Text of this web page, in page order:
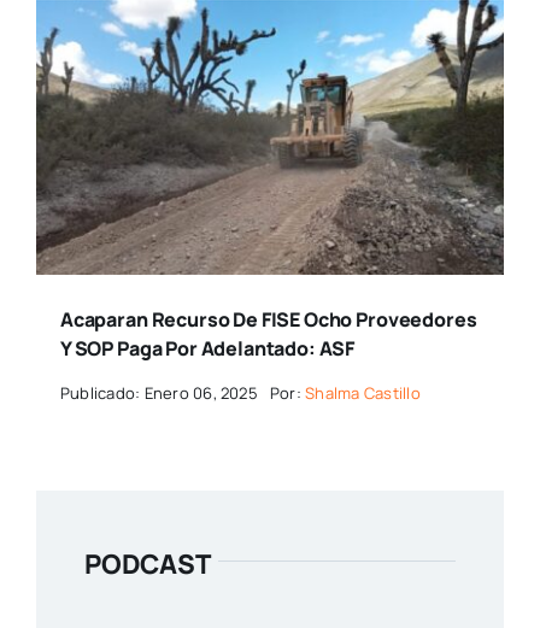
Acaparan Recurso De FISE Ocho Proveedores
Y SOP Paga Por Adelantado: ASF
Publicado: Enero 06, 2025 Por:Shalma Castillo
PODCAST